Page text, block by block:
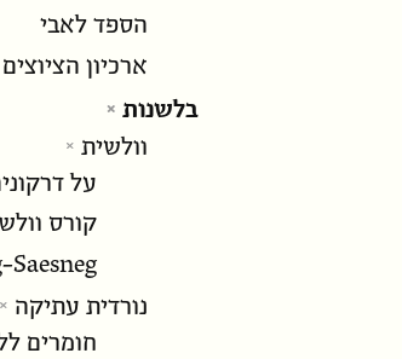
הספד לאבי
ארכיון
בלשנות
וולשית
על
קורס
נורדית עתיקה
חומרים